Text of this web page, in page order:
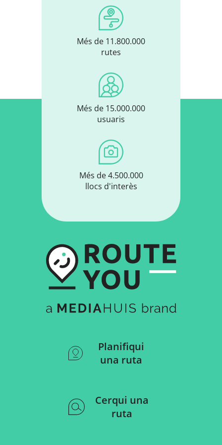
Més de 11.800.000
rutes
Més de 15.000.000
usuaris
Més de 4.500.000
llocs d'interès
Planifiqui
una ruta
Cerqui una
ruta